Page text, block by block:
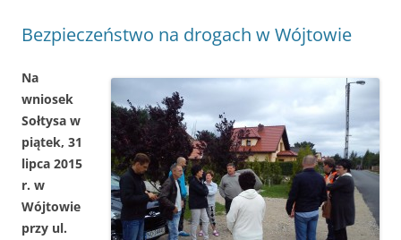
Bezpieczeństwo na drogach w Wójtowie
Na
wniosek
Sołtysa w
piątek, 31
lipca 2015
r. w
Wójtowie
przy ul.